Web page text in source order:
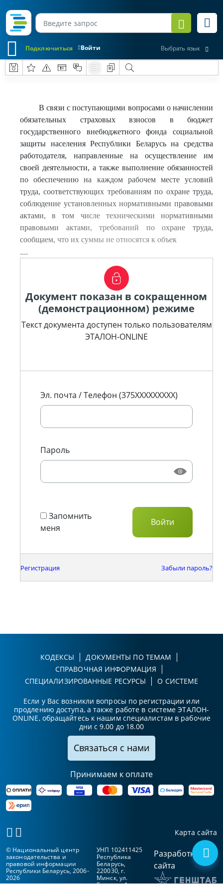
Войти
Подключиться Выбрать язык
В связи с поступающими вопросами о начислении
обязательных страховых взносов в бюджет
государственного внебюджетного фонда социальной
защиты населения Республики Беларусь на средства
работодателя, направленные на осуществление им
своей деятельности, а также выполнение обязанностей
по обеспечению на каждом рабочем месте условий
труда, соответствующих требованиям по охране труда,
соблюдение установленных нормативными правовыми
актами, в том числе техническими нормативными
правовыми актами, требований по охране труда,
сообщаем, что их суммы не относятся к объек
....
Документ показан в сокращенном
(демонстрационном) режиме
Текст документа доступен только пользователям
ЭТАЛОН-ONLINE
Эл. почта / Телефон (375XXXXXXXXX)
Пароль
Запомнить
меня
Регистрация Забыли пароль?
КОДЕКСЫ
ДОКУМЕНТЫ ПО ТЕМАМ
СПРАВОЧНАЯ ИНФОРМАЦИЯ
СПЕЦИАЛИЗИРОВАННЫЕ РЕСУРСЫ
О СИСТЕМЕ
Если у Вас возникли вопросы по регистрации или
продлению доступа, а также работе в системе ЭТАЛОН-
ONLINE, обращайтесь к нашим специалистам в рабочие
дни с 9.00 до 18.00
Связаться с нами
Принимаем к оплате
Карта сайта
© Национальный центр
законодательства и
правовой информации
Республики Беларусь, 2006-
2026
УНП 102411425
Республика
Беларусь,
220030, г.
Минск, ул.
Берсона, 1а
Разработка
сайта